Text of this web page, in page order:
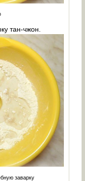
тан-чжон.
заварку